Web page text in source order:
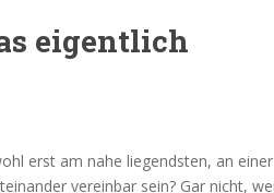
eigentlich
erst am nahe liegendsten, an einer
vereinbar sein? Gar nicht,